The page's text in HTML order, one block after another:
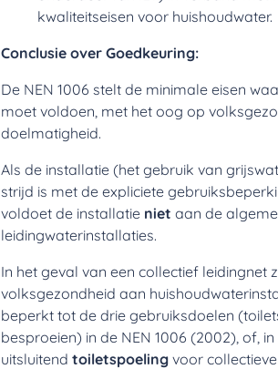
kwaliteitseisen voor huishoudwater.
Conclusie over Goedkeuring:
De NEN 1006 stelt de minimale eisen
moet voldoen, met het oog op
doelmatigheid.
Als de installatie (het gebruik van
strijd is met de expliciete
voldoet de installatie niet aan de
leidingwaterinstallaties.
In het geval van een collectief leidingnet
volksgezondheid aan
beperkt tot de drie gebruiksdoelen
besproeien) in de NEN 1006 (2002), of,
uitsluitend toiletspoeling voor